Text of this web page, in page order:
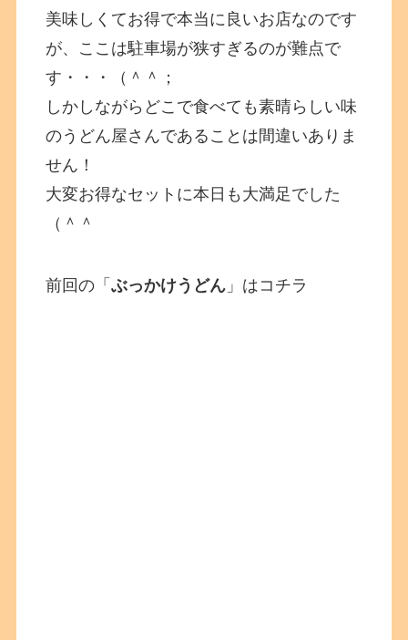
美味しくてお得で本当に良いお店なのです
が、ここは駐車場が狭すぎるのが難点で
す・・・（＾＾；
しかしながらどこで食べても素晴らしい味
のうどん屋さんであることは間違いありま
せん！
大変お得なセットに本日も大満足でした
（＾＾
前回の「ぶっかけうどん 」はコチラ